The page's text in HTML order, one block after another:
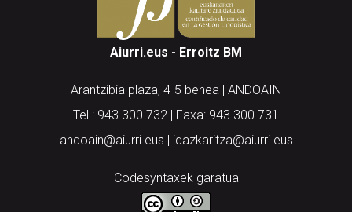
Aiurri.eus - Erroitz BM
Arantzibia plaza, 4-5 behea | ANDOAIN
Tel.: 943 300 732 | Faxa: 943 300 731
andoain@aiurri.eus | idazkaritza@aiurri.eus
Codesyntaxek garatua